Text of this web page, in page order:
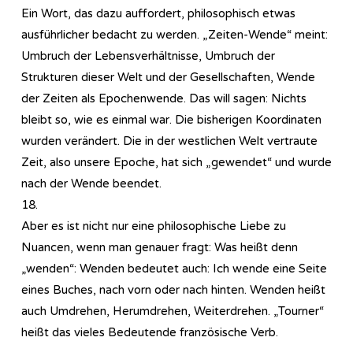
Ein Wort, das dazu auffordert, philosophisch etwas
ausführlicher bedacht zu werden. „Zeiten-Wende“ meint:
Umbruch der Lebensverhältnisse, Umbruch der
Strukturen dieser Welt und der Gesellschaften, Wende
der Zeiten als Epochenwende. Das will sagen: Nichts
bleibt so, wie es einmal war. Die bisherigen Koordinaten
wurden verändert. Die in der westlichen Welt vertraute
Zeit, also unsere Epoche, hat sich „gewendet“ und wurde
nach der Wende beendet.
18.
Aber es ist nicht nur eine philosophische Liebe zu
Nuancen, wenn man genauer fragt: Was heißt denn
„wenden“: Wenden bedeutet auch: Ich wende eine Seite
eines Buches, nach vorn oder nach hinten. Wenden heißt
auch Umdrehen, Herumdrehen, Weiterdrehen. „Tourner“
heißt das vieles Bedeutende französische Verb.